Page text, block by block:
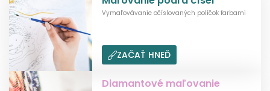
Vymaľovávanie očíslovaných políčok farbami
ZAČAŤ HNEĎ
Diamantové maľovanie